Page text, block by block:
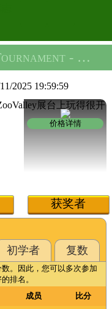
- 绝唱
2025 19:59:59
价格详情
获奖者
初学者 复数
。因此，您可以多次参加
排名。
成员 比分